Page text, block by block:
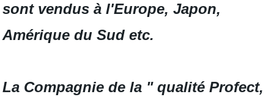
sont vendus à l'Europe, Japon,
Amérique du Sud etc.
La Compagnie de la " qualité Profect,